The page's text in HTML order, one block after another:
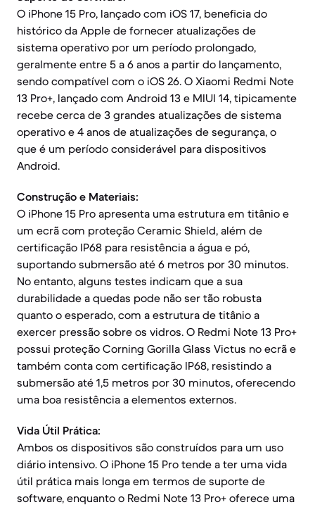
O iPhone 15 Pro, lançado com iOS 17, beneficia do
histórico da Apple de fornecer atualizações de
sistema operativo por um período prolongado,
geralmente entre 5 a 6 anos a partir do lançamento,
sendo compatível com o iOS 26. O Xiaomi Redmi Note
13 Pro+, lançado com Android 13 e MIUI 14, tipicamente
recebe cerca de 3 grandes atualizações de sistema
operativo e 4 anos de atualizações de segurança, o
que é um período considerável para dispositivos
Android.
Construção e Materiais:
O iPhone 15 Pro apresenta uma estrutura em titânio e
um ecrã com proteção Ceramic Shield, além de
certificação IP68 para resistência a água e pó,
suportando submersão até 6 metros por 30 minutos.
No entanto, alguns testes indicam que a sua
durabilidade a quedas pode não ser tão robusta
quanto o esperado, com a estrutura de titânio a
exercer pressão sobre os vidros. O Redmi Note 13 Pro+
possui proteção Corning Gorilla Glass Victus no ecrã e
também conta com certificação IP68, resistindo a
submersão até 1,5 metros por 30 minutos, oferecendo
uma boa resistência a elementos externos.
Vida Útil Prática:
Ambos os dispositivos são construídos para um uso
diário intensivo. O iPhone 15 Pro tende a ter uma vida
útil prática mais longa em termos de suporte de
software, enquanto o Redmi Note 13 Pro+ oferece uma